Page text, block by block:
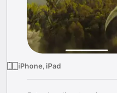
iPhone, iPad